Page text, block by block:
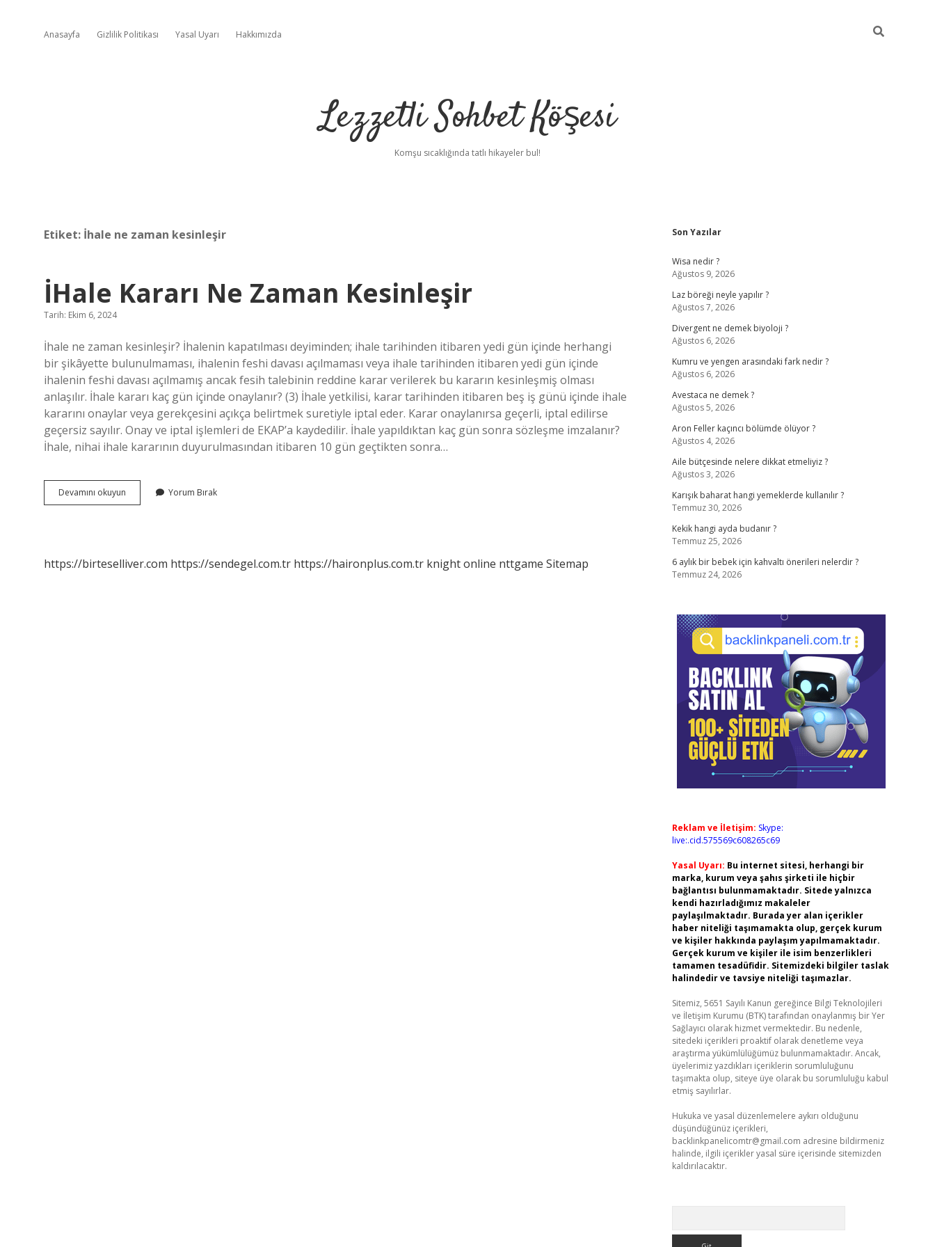
Anasayfa Gizlilik Politikası Yasal Uyarı Hakkımızda
Lezzetli Sohbet Köşesi
Komşu sıcaklığında tatlı hikayeler bul!
Etiket: İhale ne zaman kesinleşir
İHale Kararı Ne Zaman Kesinleşir
Tarih: Ekim 6, 2024
İhale ne zaman kesinleşir? İhalenin kapatılması deyiminden; ihale tarihinden itibaren yedi gün içinde herhangi
bir şikâyette bulunulmaması, ihalenin feshi davası açılmaması veya ihale tarihinden itibaren yedi gün içinde
ihalenin feshi davası açılmamış ancak fesih talebinin reddine karar verilerek bu kararın kesinleşmiş olması
anlaşılır. İhale kararı kaç gün içinde onaylanır? (3) İhale yetkilisi, karar tarihinden itibaren beş iş günü içinde ihale
kararını onaylar veya gerekçesini açıkça belirtmek suretiyle iptal eder. Karar onaylanırsa geçerli, iptal edilirse
geçersiz sayılır. Onay ve iptal işlemleri de EKAP’a kaydedilir. İhale yapıldıktan kaç gün sonra sözleşme imzalanır?
İhale, nihai ihale kararının duyurulmasından itibaren 10 gün geçtikten sonra…
Devamını okuyun
Kararı
Yorum Bırak
https://birteselliver.com https://sendegel.com.tr https://haironplus.com.tr knight online nttgame Sitemap
Sidebar
Son Yazılar
Wisa nedir ?
Ağustos 9, 2026
Laz böreği neyle yapılır ?
Ağustos 7, 2026
Divergent ne demek biyoloji ?
Ağustos 6, 2026
Kumru ve yengen arasındaki fark nedir ?
Ağustos 6, 2026
Avestaca ne demek ?
Ağustos 5, 2026
Aron Feller kaçıncı bölümde ölüyor ?
Ağustos 4, 2026
Aile bütçesinde nelere dikkat etmeliyiz ?
Ağustos 3, 2026
Karışık baharat hangi yemeklerde kullanılır ?
Temmuz 30, 2026
Kekik hangi ayda budanır ?
Temmuz 25, 2026
6 aylık bir bebek için kahvaltı önerileri nelerdir ?
Temmuz 24, 2026
Reklam ve İletişim: Skype:
live:.cid.575569c608265c69
Yasal Uyarı: Bu internet sitesi, herhangi bir
marka, kurum veya şahıs şirketi ile hiçbir
bağlantısı bulunmamaktadır. Sitede yalnızca
kendi hazırladığımız makaleler
paylaşılmaktadır. Burada yer alan içerikler
haber niteliği taşımamakta olup, gerçek kurum
ve kişiler hakkında paylaşım yapılmamaktadır.
Gerçek kurum ve kişiler ile isim benzerlikleri
tamamen tesadüfidir. Sitemizdeki bilgiler taslak
halindedir ve tavsiye niteliği taşımazlar.
Sitemiz, 5651 Sayılı Kanun gereğince Bilgi Teknolojileri
ve İletişim Kurumu (BTK) tarafından onaylanmış bir Yer
Sağlayıcı olarak hizmet vermektedir. Bu nedenle,
sitedeki içerikleri proaktif olarak denetleme veya
araştırma yükümlülüğümüz bulunmamaktadır. Ancak,
üyelerimiz yazdıkları içeriklerin sorumluluğunu
taşımakta olup, siteye üye olarak bu sorumluluğu kabul
etmiş sayılırlar.
Hukuka ve yasal düzenlemelere aykırı olduğunu
düşündüğünüz içerikleri,
backlinkpanelicomtr@gmail.com adresine bildirmeniz
halinde, ilgili içerikler yasal süre içerisinde sitemizden
kaldırılacaktır.
vdcasino güncel giriş